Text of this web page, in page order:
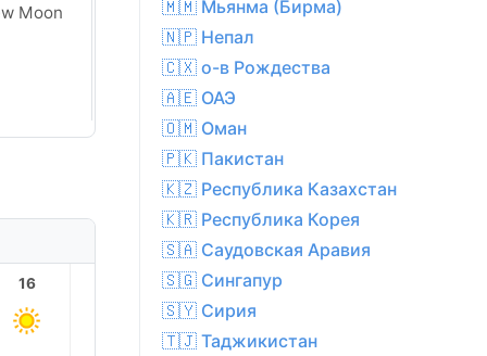
Moon New Moon
16 18 19
🇲🇲 Мьянма (Бирма)
🇳🇵 Непал
🇨🇽 о-в Рождества
🇦🇪 ОАЭ
🇴🇲 Оман
🇵🇰 Пакистан
🇰🇿 Республика Казахстан
🇰🇷 Республика Корея
🇸🇦 Саудовская Аравия
🇸🇬 Сингапур
🇸🇾 Сирия
🇹🇯 Таджикистан